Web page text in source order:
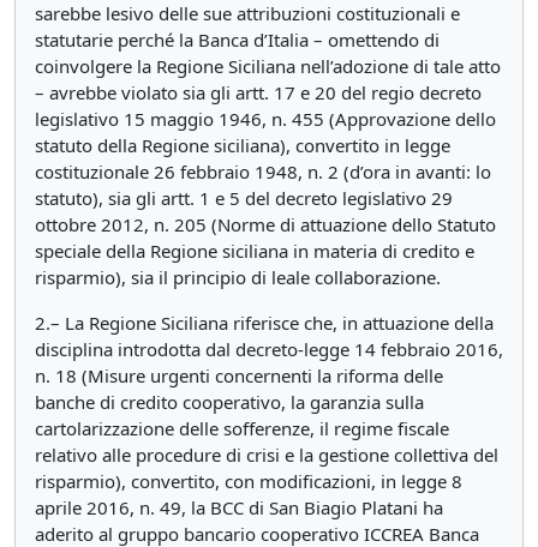
sarebbe lesivo delle sue attribuzioni costituzionali e
statutarie perché la Banca d’Italia – omettendo di
coinvolgere la Regione Siciliana nell’adozione di tale atto
– avrebbe violato sia gli artt. 17 e 20 del regio decreto
legislativo 15 maggio 1946, n. 455 (Approvazione dello
statuto della Regione siciliana), convertito in legge
costituzionale 26 febbraio 1948, n. 2 (d’ora in avanti: lo
statuto), sia gli artt. 1 e 5 del decreto legislativo 29
ottobre 2012, n. 205 (Norme di attuazione dello Statuto
speciale della Regione siciliana in materia di credito e
risparmio), sia il principio di leale collaborazione.
2.– La Regione Siciliana riferisce che, in attuazione della
disciplina introdotta dal decreto-legge 14 febbraio 2016,
n. 18 (Misure urgenti concernenti la riforma delle
banche di credito cooperativo, la garanzia sulla
cartolarizzazione delle sofferenze, il regime fiscale
relativo alle procedure di crisi e la gestione collettiva del
risparmio), convertito, con modificazioni, in legge 8
aprile 2016, n. 49, la BCC di San Biagio Platani ha
aderito al gruppo bancario cooperativo ICCREA Banca